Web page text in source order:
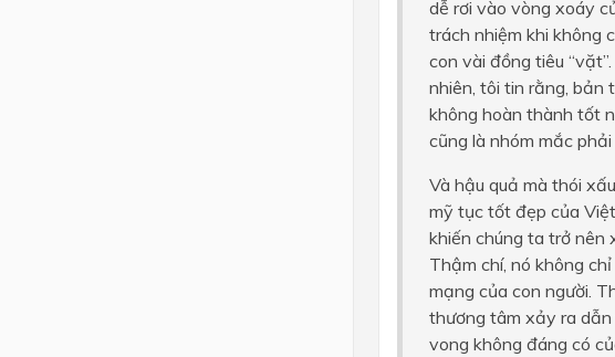
dễ rơi vào vòng xoáy
trách nhiệm khi không
con vài đồng tiêu
nhiên, tôi tin rằng, bản
không hoàn thành tốt
cũng là nhóm mắc
Và hậu quả mà thói
mỹ tục tốt đẹp của
khiến chúng ta trở nên
Thậm chí, nó không
mạng của con người.
thương tâm xảy ra
vong không đáng có